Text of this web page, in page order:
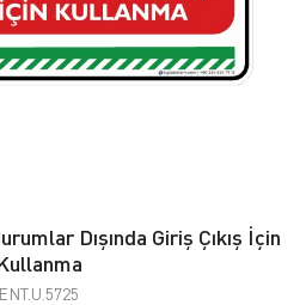
Dışında Giriş Çıkış İçin
ENT.U.5725